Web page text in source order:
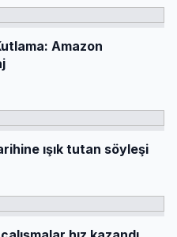
Amazon
ışık tutan söyleşi